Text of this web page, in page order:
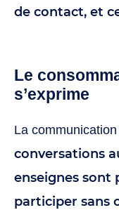
de contact, et
Le
s’exprime
La
conversations
enseignes sont
participer sans